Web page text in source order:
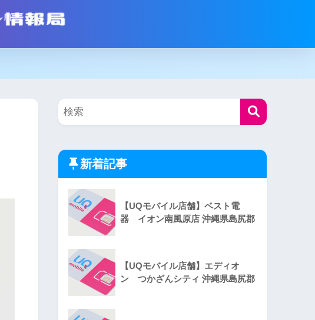
新着記事
【UQモバイル店舗】ベスト電
器 イオン南風原店 沖縄県島尻郡
【UQモバイル店舗】エディオ
ン つかざんシティ 沖縄県島尻郡